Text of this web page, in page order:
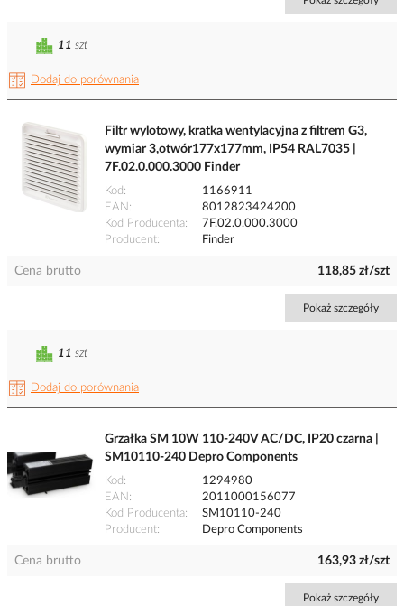
Dodaj do porównania
11 szt
Filtr wylotowy, kratka wentylacyjna z filtrem G3,
wymiar 3,otwór177x177mm, IP54 RAL7035 |
7F.02.0.000.3000 Finder
Kod
1166911
EAN
8012823424200
Kod Producenta
7F.02.0.000.3000
Producent
Finder
Cena brutto 118,85 zł/szt
Pokaż szczegóły
Dodaj do porównania
11 szt
Grzałka SM 10W 110-240V AC/DC, IP20 czarna |
SM10110-240 Depro Components
Kod
1294980
EAN
2011000156077
Kod Producenta
SM10110-240
Producent
Depro Components
Cena brutto 163,93 zł/szt
Pokaż szczegóły